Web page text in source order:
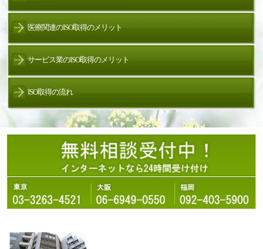
医療関連のISO取得のメリット
サービス業のISO取得のメリット
ISO取得の流れ